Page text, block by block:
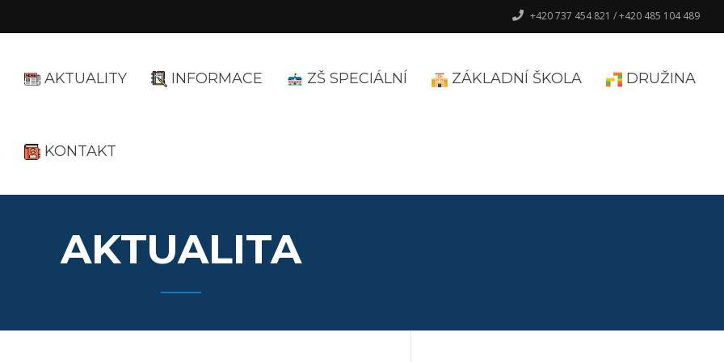
+420 737 454 821 / +420 485 104 489
AKTUALITY INFORMACE ZŠ SPECIÁLNÍ ZÁKLADNÍ ŠKOLA DRUŽINA
KONTAKT
AKTUALITA